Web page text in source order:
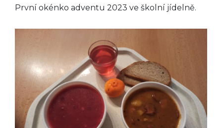
První okénko adventu 2023 ve školní jídelně.